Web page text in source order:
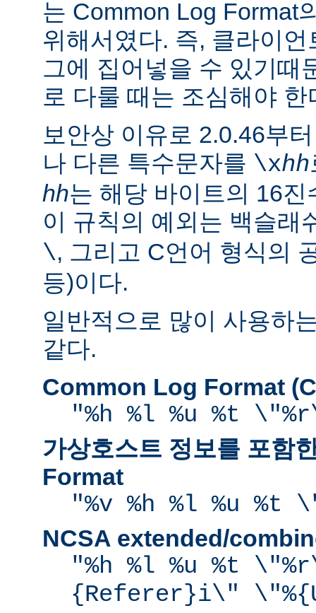
는 Common Log Format
위해서였다. 즉, 클라이
그에 집어넣을 수 있기때
로 다룰 때는 조심해야 한
보안상 이유로 2.0.46부
나 다른 특수문자를 \xhh
hh는 해당 바이트의 16
이 규칙의 예외는 백슬래
\, 그리고 C언어 형식의
등)이다.
일반적으로 많이 사용하
같다.
Common Log Format
"%h %l %u %t
가상호스트 정보를 포함
Format
"%v %h %l %u %t
NCSA extended/
"%h %l %u %t
{Referer}i\"